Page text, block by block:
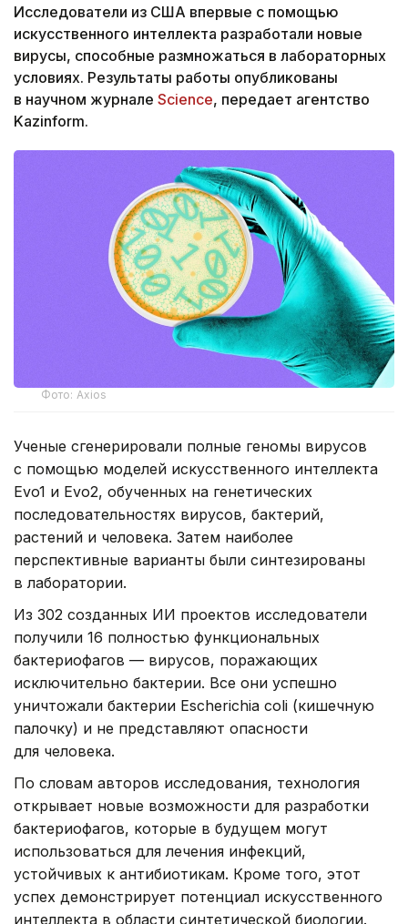
Исследователи из США впервые с помощью
искусственного интеллекта разработали новые
вирусы, способные размножаться в лабораторных
условиях. Результаты работы опубликованы
в научном журнале Science, передает агентство
Kazinform.
Фото: Axios
Ученые сгенерировали полные геномы вирусов
с помощью моделей искусственного интеллекта
Evo1 и Evo2, обученных на генетических
последовательностях вирусов, бактерий,
растений и человека. Затем наиболее
перспективные варианты были синтезированы
в лаборатории.
Из 302 созданных ИИ проектов исследователи
получили 16 полностью функциональных
бактериофагов — вирусов, поражающих
исключительно бактерии. Все они успешно
уничтожали бактерии Escherichia coli (кишечную
палочку) и не представляют опасности
для человека.
По словам авторов исследования, технология
открывает новые возможности для разработки
бактериофагов, которые в будущем могут
использоваться для лечения инфекций,
устойчивых к антибиотикам. Кроме того, этот
успех демонстрирует потенциал искусственного
интеллекта в области синтетической биологии.